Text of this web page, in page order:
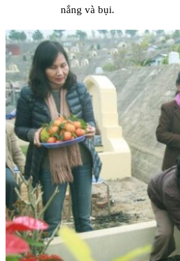
nắng và bụi.